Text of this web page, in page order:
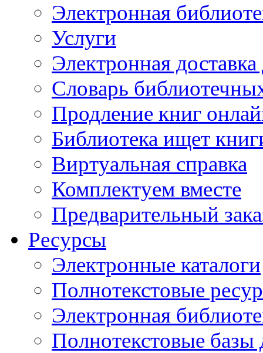
Электронная
Услуги
Электронная
Словарь
Продление книг
Библиотека ищет
Виртуальная справка
Комплектуем вместе
Предварительный
Ресурсы
Электронные каталоги
Полнотекстовые
Электронная
Полнотекстовые